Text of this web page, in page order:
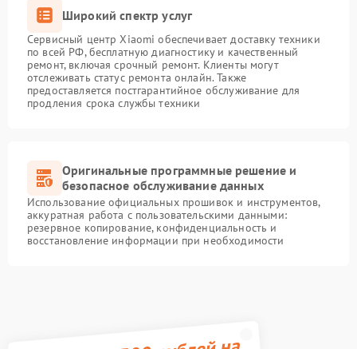
Широкий спектр услуг
Сервисный центр Xiaomi обеспечивает доставку техники
по всей РФ, бесплатную диагностику и качественный
ремонт, включая срочный ремонт. Клиенты могут
отслеживать статус ремонта онлайн. Также
предоставляется постгарантийное обслуживание для
продления срока службы техники
Оригинальные программные решение и
безопасное обслуживание данных
Использование официальных прошивок и инструментов,
аккуратная работа с пользовательскими данными:
резервное копирование, конфиденциальность и
восстановление информации при необходимости